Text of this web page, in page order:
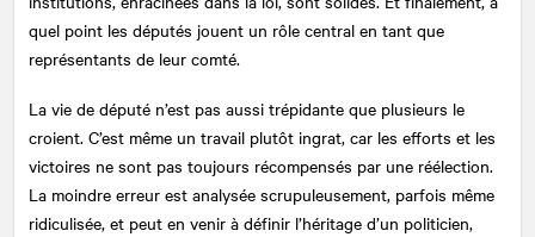
quel point les députés jouent un rôle central en tant que
représentants de leur comté.
La vie de député n’est pas aussi trépidante que plusieurs le
croient. C’est même un travail plutôt ingrat, car les efforts et les
victoires ne sont pas toujours récompensés par une réélection.
La moindre erreur est analysée scrupuleusement, parfois même
ridiculisée, et peut en venir à définir l’héritage d’un politicien,